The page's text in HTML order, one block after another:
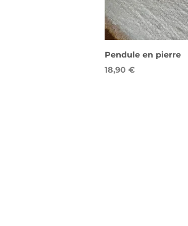
Pendule en pierre
Prix
18,90 €